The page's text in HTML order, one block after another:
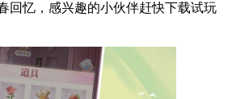
回忆，感兴趣的小伙伴赶快下载试玩